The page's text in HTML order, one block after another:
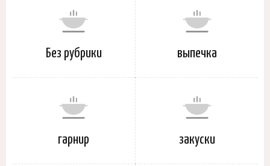
Без рубрики выпечка
гарнир закуски